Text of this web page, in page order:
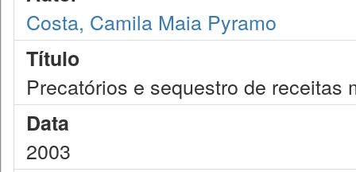
Costa, Camila Maia Pyramo
Título
Precatórios e sequestro de receitas
Data
2003